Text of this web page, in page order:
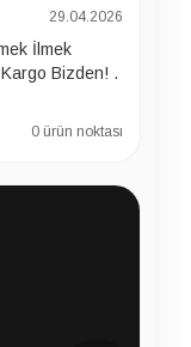
29.04.2026
Bizden! .
0 ürün noktası